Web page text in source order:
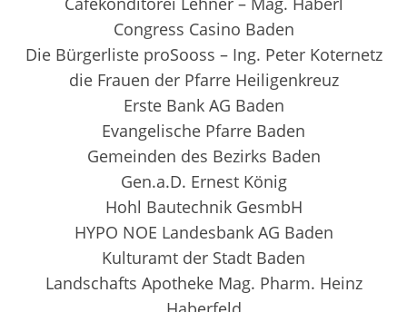
Congress Casino Baden
Die Bürgerliste proSooss – Ing. Peter Koternetz
die Frauen der Pfarre Heiligenkreuz
Erste Bank AG Baden
Evangelische Pfarre Baden
Gemeinden des Bezirks Baden
Gen.a.D. Ernest König
Hohl Bautechnik GesmbH
HYPO NOE Landesbank AG Baden
Kulturamt der Stadt Baden
Landschafts Apotheke Mag. Pharm. Heinz